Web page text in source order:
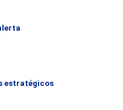
estratégicos